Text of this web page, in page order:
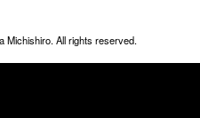
Michishiro. All rights reserved.